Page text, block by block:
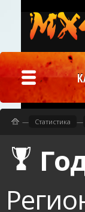
— Статистика —